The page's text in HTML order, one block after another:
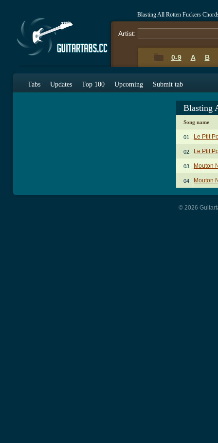
Blasting All Rotten Fuckers
Artist:
0-9 A B
Tabs Updates Top 100 Upcoming Submit tab
Blasting
Song name
01. Le Ptit
02. Le Ptit
03. Mouton
04. Mouton
© 2026